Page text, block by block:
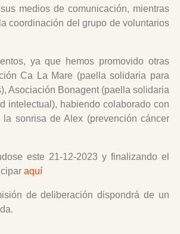
medios de comunicación, mientras
coordinación del grupo de voluntarios
ya que hemos promovido otras
Ca La Mare (paella solidaria para
Asociación Bonagent (paella solidaria
intelectual), habiendo colaborado con
sonrisa de Alex (prevención cáncer
este 21-12-2023 y finalizando el
aquí
de deliberación dispondrá de un